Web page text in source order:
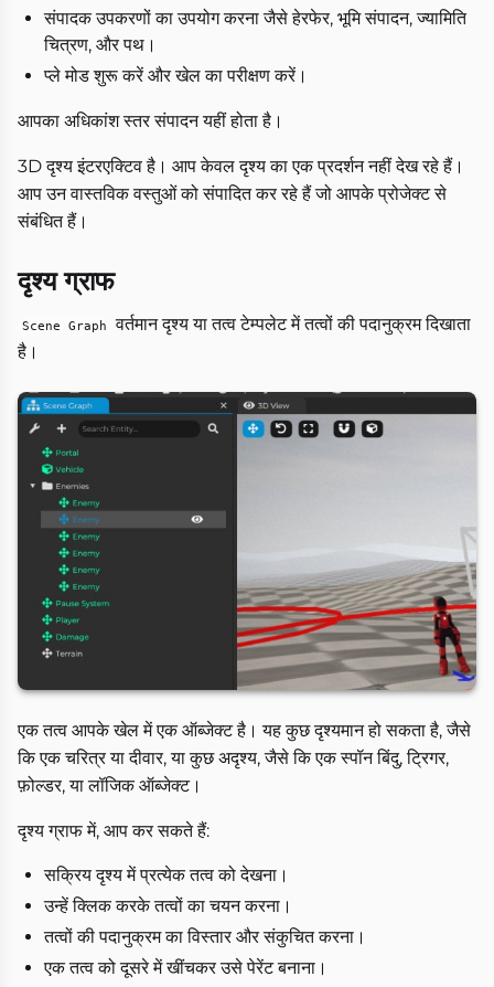
संपादक उपकरणों का उपयोग करना जैसे हेरफेर, भूमि संपादन, ज्यामिति
चित्रण, और पथ।
प्ले मोड शुरू करें और खेल का परीक्षण करें।
आपका अधिकांश स्तर संपादन यहीं होता है।
3D दृश्य इंटरएक्टिव है। आप केवल दृश्य का एक प्रदर्शन नहीं देख रहे हैं।
आप उन वास्तविक वस्तुओं को संपादित कर रहे हैं जो आपके प्रोजेक्ट से
संबंधित हैं।
दृश्य ग्राफ
Scene Graph वर्तमान दृश्य या तत्व टेम्पलेट में तत्वों की पदानुक्रम दिखाता
है।
एक तत्व आपके खेल में एक ऑब्जेक्ट है। यह कुछ दृश्यमान हो सकता है, जैसे
कि एक चरित्र या दीवार, या कुछ अदृश्य, जैसे कि एक स्पॉन बिंदु, ट्रिगर,
फ़ोल्डर, या लॉजिक ऑब्जेक्ट।
दृश्य ग्राफ में, आप कर सकते हैं:
सक्रिय दृश्य में प्रत्येक तत्व को देखना।
उन्हें क्लिक करके तत्वों का चयन करना।
तत्वों की पदानुक्रम का विस्तार और संकुचित करना।
एक तत्व को दूसरे में खींचकर उसे पेरेंट बनाना।